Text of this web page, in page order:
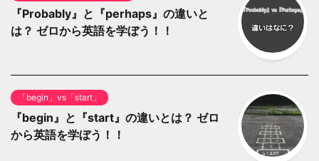
『Probably』と『perhaps』の違いと
は？ ゼロから英語を学ぼう！！
「begin」vs「start」
『begin』と『start』の違いとは？ ゼロ
から英語を学ぼう！！